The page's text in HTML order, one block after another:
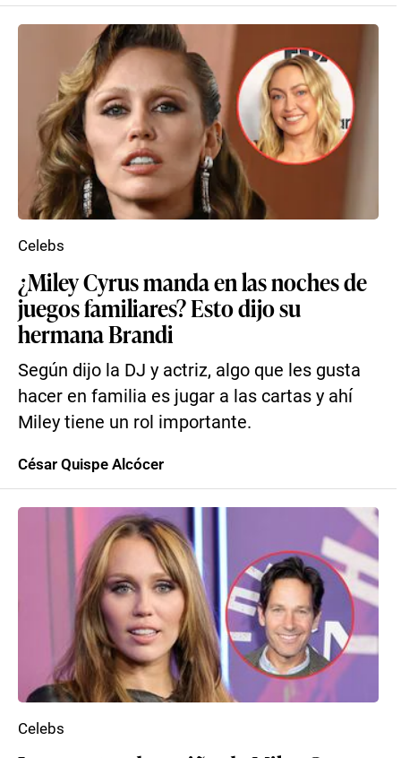
¿Miley Cyrus manda en las noches de
juegos familiares? Esto dijo su
hermana Brandi
Según dijo la DJ y actriz, algo que les gusta
hacer en familia es jugar a las cartas y ahí
Miley tiene un rol importante.
Celebs
César Quispe Alcócer
Celebs